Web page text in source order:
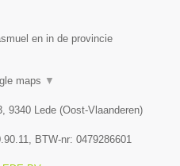
en in de provincie
maps ▼
, 9340 Lede (Oost-Vlaanderen)
, BTW-nr: 0479286601